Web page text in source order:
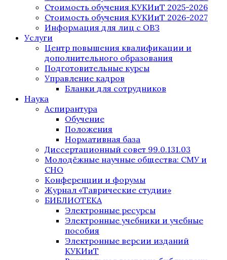
Стоимость обучения КУКИиТ 2025-2026
Стоимость обучения КУКИиТ 2026-2027
Информация для лиц с ОВЗ
Услуги
Центр повышения квалификации и
дополнительного образования
Подготовительные курсы
Управление кадров
Бланки для сотрудников
Наука
Аспирантура
Обучение
Положения
Нормативная база
Диссертационный совет 99.0.131.03
Молодёжные научные общества: СМУ и
СНО
Конференции и форумы
Журнал «Таврические студии»
БИБЛИОТЕКА
Электронные ресурсы
Электронные учебники и учебные
пособия
Электронные версии изданий
КУКИиТ